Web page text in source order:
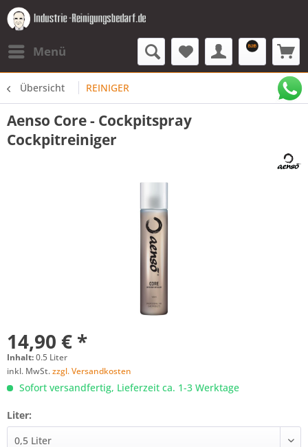
Menü
Übersicht REINIGER
Aenso Core - Cockpitspray
Cockpitreiniger
14,90 € *
Inhalt:0.5 Liter
inkl. MwSt.zzgl. Versandkosten
Sofort versandfertig, Lieferzeit ca. 1-3 Werktage
Liter: